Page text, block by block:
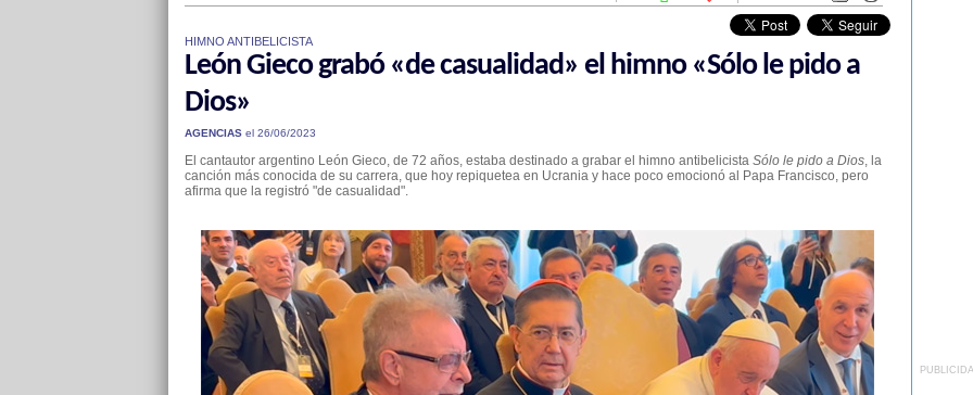
HIMNO ANTIBELICISTA
León Gieco grabó «de casualidad» el himno «Sólo le pido a
Dios»
AGENCIASel 26/06/2023
El cantautor argentino León Gieco, de 72 años, estaba destinado a grabar el himno antibelicista Sólo le pido a Dios, la
canción más conocida de su carrera, que hoy repiquetea en Ucrania y hace poco emocionó al Papa Francisco, pero
afirma que la registró "de casualidad".